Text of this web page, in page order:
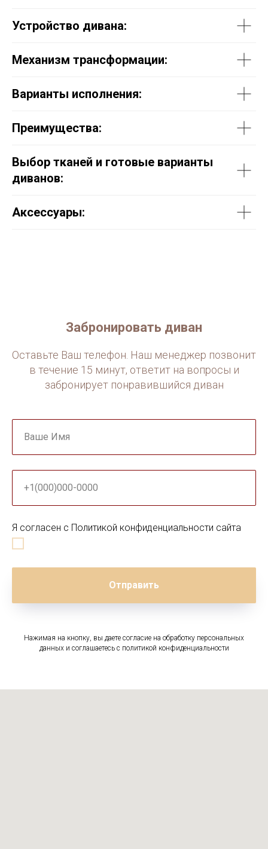
Устройство дивана:
Механизм трансформации:
Варианты исполнения:
Преимущества:
Выбор тканей и готовые варианты
диванов:
Аксессуары:
Забронировать диван
Оставьте Ваш телефон. Наш менеджер позвонит
в течение 15 минут, ответит на вопросы и
забронирует понравившийся диван
Ваше Имя
+1(000)000-0000
Я согласен с Политикой конфиденциальности сайта
Отправить
Нажимая на кнопку, вы даете согласие на обработку персональных
данных и соглашаетесь c политикой конфиденциальности